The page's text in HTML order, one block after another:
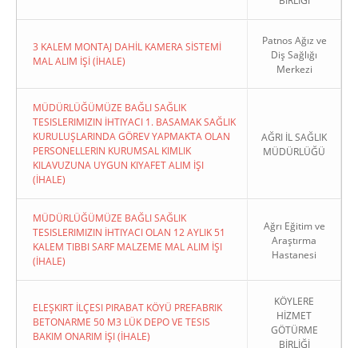
3 KALEM MONTAJ DAHİL KAMERA SİSTEMİ
MAL ALIM İŞİ (İHALE)
Patnos Ağız ve
Diş Sağlığı
Merkezi
MÜDÜRLÜĞÜMÜZE BAĞLI SAĞLIK
TESISLERIMIZIN İHTIYACI 1. BASAMAK SAĞLIK
KURULUŞLARINDA GÖREV YAPMAKTA OLAN
PERSONELLERIN KURUMSAL KIMLIK
KILAVUZUNA UYGUN KIYAFET ALIM İŞI
(İHALE)
AĞRI İL SAĞLIK
MÜDÜRLÜĞÜ
MÜDÜRLÜĞÜMÜZE BAĞLI SAĞLIK
TESISLERIMIZIN İHTIYACI OLAN 12 AYLIK 51
KALEM TIBBI SARF MALZEME MAL ALIM İŞI
(İHALE)
Ağrı Eğitim ve
Araştırma
Hastanesi
ELEŞKIRT İLÇESI PIRABAT KÖYÜ PREFABRIK
BETONARME 50 M3 LÜK DEPO VE TESIS
BAKIM ONARIM İŞI (İHALE)
KÖYLERE
HİZMET
GÖTÜRME
BİRLİĞİ